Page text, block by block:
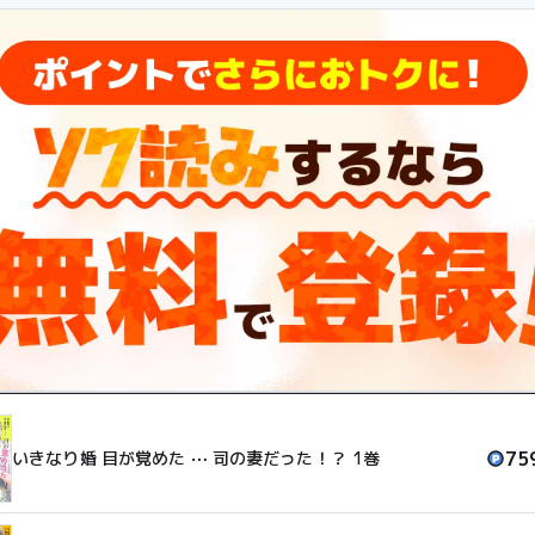
央の前に現れて――。
いきなり婚 目が覚めた ⋯ 司の妻だった！？ 1巻